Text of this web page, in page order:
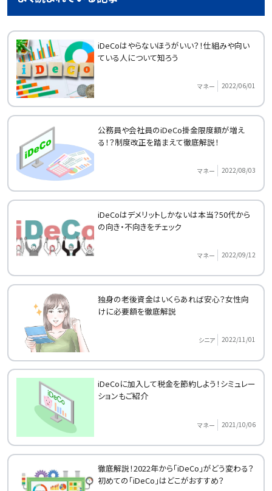
iDeCoはやらないほうがいい？！仕組みや向い
ている人について知ろう
マネー 2022/06/01
公務員や会社員のiDeCo掛金限度額が増え
る！？制度改正を踏まえて徹底解説！
マネー 2022/08/03
iDeCoはデメリットしかないは本当？50代から
の向き・不向きをチェック
マネー 2022/09/12
独身の老後資金はいくらあれば安心？女性向
けに必要額を徹底解説
シニア 2022/11/01
iDeCoに加入して税金を節約しよう！シミュレー
ションもご紹介
マネー 2021/10/06
徹底解説！2022年から「iDeCo」がどう変わる？
初めての「iDeCo」はどこがおすすめ？